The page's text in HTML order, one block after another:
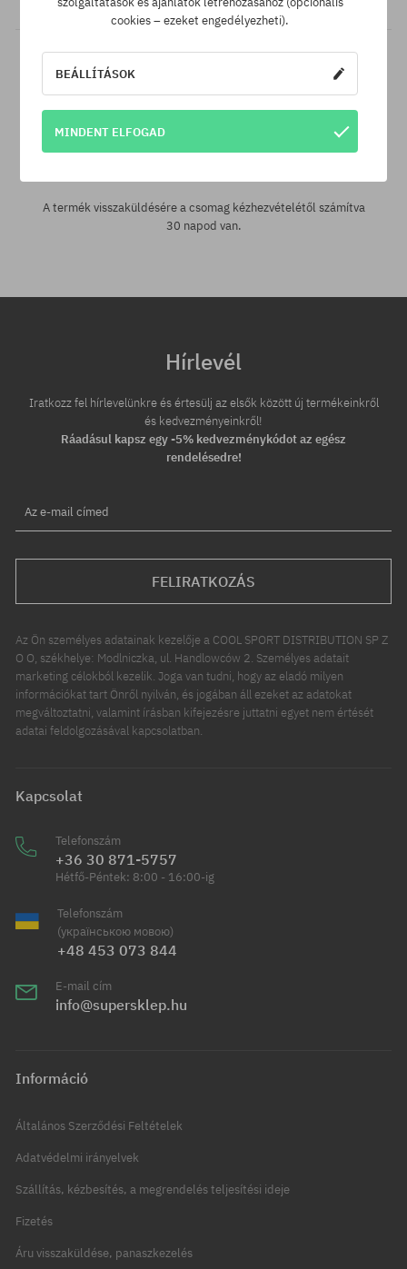
A termék visszaküldésére a csomag kézhezvételétől számítva
30 napod van.
Hírlevél
Iratkozz fel hírlevelünkre és értesülj az elsők között új termékeinkről
és kedvezményeinkről!
Ráadásul kapsz egy -5% kedvezménykódot az egész
rendelésedre!
Az e-mail címed
FELIRATKOZÁS
Az Ön személyes adatainak kezelője a COOL SPORT DISTRIBUTION SP Z
O O, székhelye: Modlniczka, ul. Handlowców 2. Személyes adatait
marketing célokból kezelik. Joga van tudni, hogy az eladó milyen
információkat tart Önről nyilván, és jogában áll ezeket az adatokat
megváltoztatni, valamint írásban kifejezésre juttatni egyet nem értését
adatai feldolgozásával kapcsolatban.
Kapcsolat
Telefonszám
+36 30 871-5757
Hétfő-Péntek: 8:00 - 16:00-ig
Telefonszám
(українською мовою)
+48 453 073 844
E-mail cím
info@supersklep.hu
Információ
Általános Szerződési Feltételek
Adatvédelmi irányelvek
Szállítás, kézbesítés, a megrendelés teljesítési ideje
Fizetés
Áru visszaküldése, panaszkezelés
cookies – ezeket engedélyezheti).
BEÁLLÍTÁSOK
MINDENT ELFOGAD